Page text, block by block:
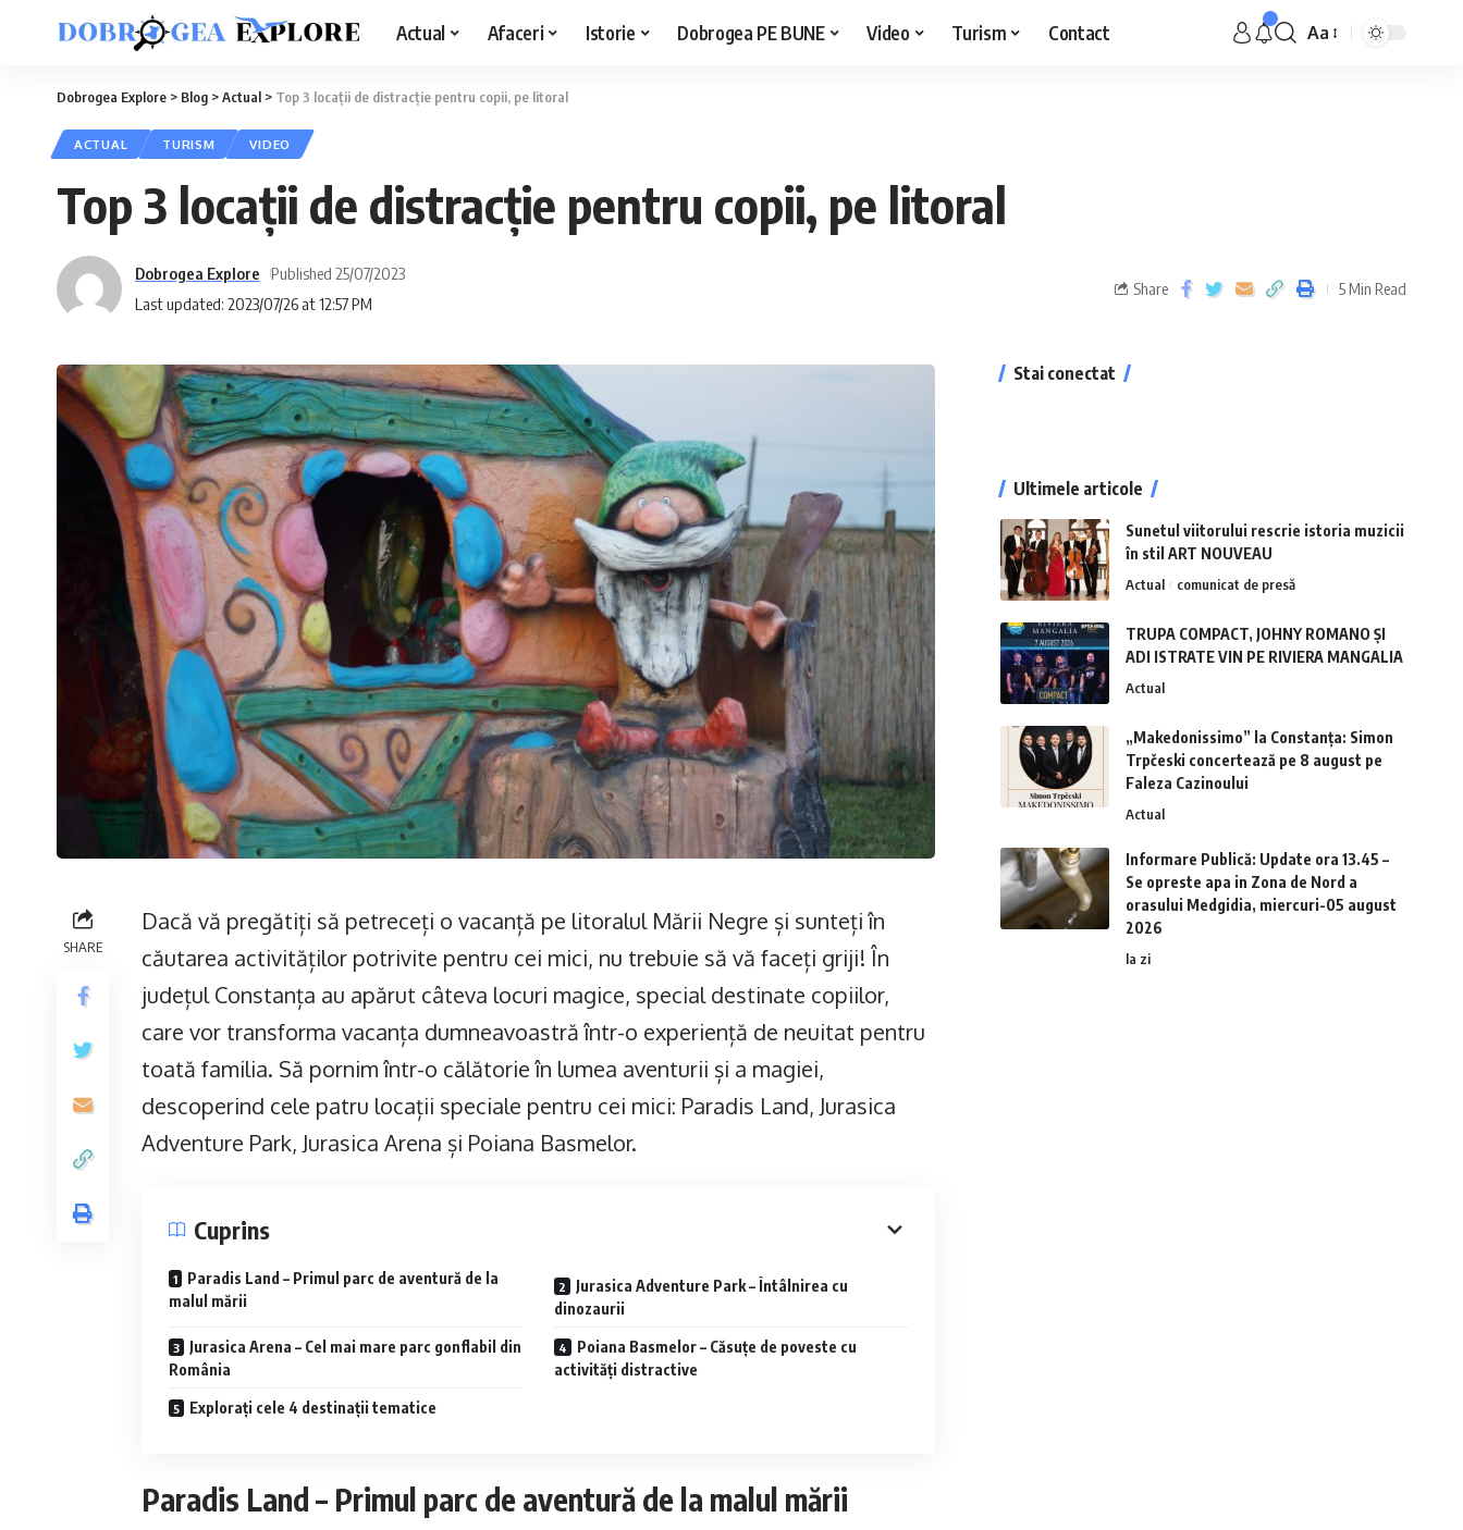
Actual Afaceri Istorie Dobrogea PE BUNE Video Turism Contact Aa
Dobrogea Explore > Blog >Actual > Top 3 locații de distracție pentru copii, pe litoral
ACTUAL TURISM VIDEO
Top 3 locații de distracție pentru copii, pe litoral
Last updated: 2023/07/26 at 12:57 PM
Dobrogea Explore Published 25/07/2023
Share 5 Min Read
SHARE
Dacă vă pregătiți să petreceți o vacanță pe litoralul Mării Negre și sunteți în
căutarea activităților potrivite pentru cei mici, nu trebuie să vă faceți griji! În
județul Constanța au apărut câteva locuri magice, special destinate copiilor,
care vor transforma vacanța dumneavoastră într-o experiență de neuitat pentru
toată familia. Să pornim într-o călătorie în lumea aventurii și a magiei,
descoperind cele patru locații speciale pentru cei mici: Paradis Land, Jurasica
Adventure Park, Jurasica Arena și Poiana Basmelor.
Cuprins
Paradis Land – Primul parc de aventură de la
malul mării
Jurasica Adventure Park – Întâlnirea cu
dinozaurii
Jurasica Arena – Cel mai mare parc gonflabil din
România
Poiana Basmelor – Căsuțe de poveste cu
activități distractive
Explorați cele 4 destinații tematice
Paradis Land – Primul parc de aventură de la malul mării
Stai conectat
Ultimele articole
Sunetul viitorului rescrie istoria muzicii
în stil ART NOUVEAU
Actual comunicat de presă
TRUPA COMPACT, JOHNY ROMANO ȘI
ADI ISTRATE VIN PE RIVIERA MANGALIA
Actual
„Makedonissimo” la Constanța: Simon
Trpčeski concertează pe 8 august pe
Faleza Cazinoului
Actual
Informare Publică: Update ora 13.45 –
Se opreste apa in Zona de Nord a
orasului Medgidia, miercuri-05 august
2026
la zi